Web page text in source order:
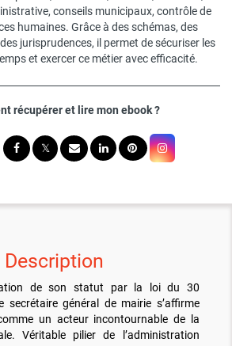
conseils municipaux, contrôle de
humaines. Grâce à des schémas, des
jurisprudences, il permet de sécuriser les
et exercer ce métier avec efficacité.
récupérer et lire mon ebook ?
Description
de son statut par la loi du 30
secrétaire général de mairie s’affirme
un acteur incontournable de la
Véritable pilier de l’administration